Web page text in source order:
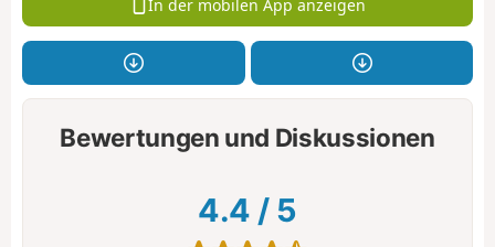
In der mobilen App anzeigen
Bewertungen und Diskussionen
4.4 / 5